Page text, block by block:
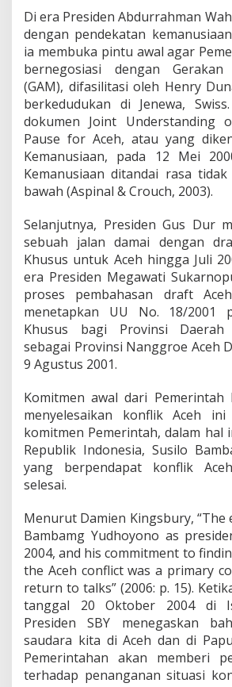
Di era Presiden Abdurrahman
dengan pendekatan
ia membuka pintu awal agar
bernegosiasi dengan
(GAM), difasilitasi oleh Henry
berkedudukan di Jenewa,
dokumen Joint Understanding
Pause for Aceh, atau yang
Kemanusiaan, pada 12 Mei
Kemanusiaan ditandai rasa
bawah (Aspinal & Crouch, 2003).
Selanjutnya, Presiden Gus Dur
sebuah jalan damai dengan
Khusus untuk Aceh hingga Juli
era Presiden Megawati
proses pembahasan draft
menetapkan UU No. 18/2001
Khusus bagi Provinsi Daerah
sebagai Provinsi Nanggroe Aceh
9 Agustus 2001.
Komitmen awal dari Pemerintah
menyelesaikan konflik Aceh
komitmen Pemerintah, dalam hal
Republik Indonesia, Susilo
yang berpendapat konflik
selesai.
Menurut Damien Kingsbury, “The
Bambamg Yudhoyono as
2004, and his commitment to
the Aceh conflict was a primary
return to talks” (2006: p. 15).
tanggal 20 Oktober 2004 di
Presiden SBY menegaskan
saudara kita di Aceh dan di
Pemerintahan akan memberi
terhadap penanganan situasi